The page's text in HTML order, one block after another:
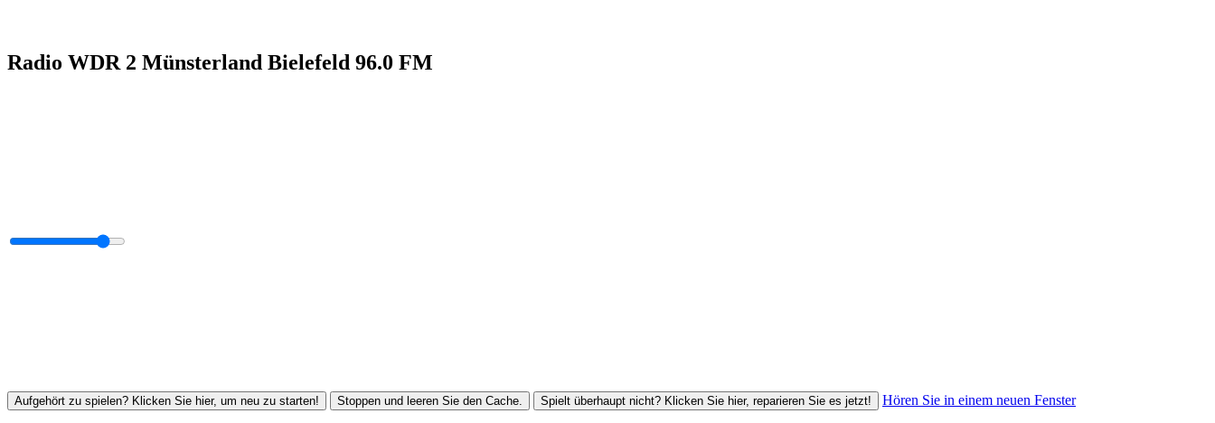
Radio WDR 2 Münsterland Bielefeld 96.0 FM
Aufgehört zu spielen? Klicken Sie hier, um neu zu starten! Stoppen und leeren Sie den Cache. Spielt überhaupt nicht? Klicken Sie hier, reparieren Sie es jetzt! Hören Sie in einem neuen Fenster